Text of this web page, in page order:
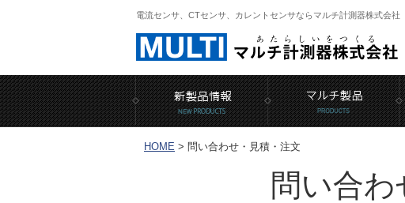
電流センサ、CTセンサ、カレントセンサならマルチ計測器株式会社
HOME > 問い合わせ・見積・注文
問い合